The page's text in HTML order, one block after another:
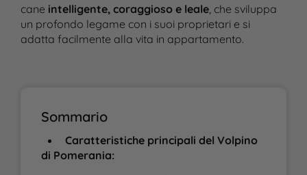
cane intelligente, coraggioso e leale, che sviluppa
un profondo legame con i suoi proprietari e si
adatta facilmente alla vita in appartamento.
Sommario
Caratteristiche principali del Volpino
di Pomerania: